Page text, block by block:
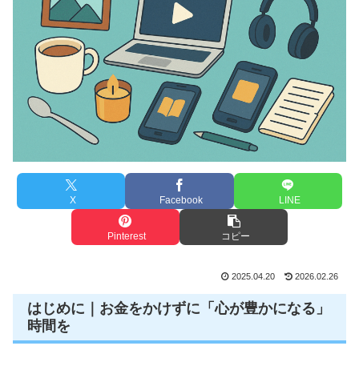
X Facebook LINE
Pinterest コピー
2025.04.20 2026.02.26
はじめに｜お金をかけずに「心が豊かになる」
時間を